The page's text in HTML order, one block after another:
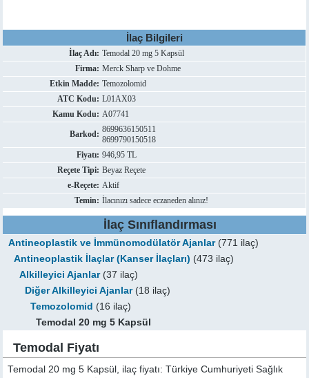
İlaç Bilgileri
İlaç Adı: Temodal 20 mg 5 Kapsül
Firma: Merck Sharp ve Dohme
Etkin Madde: Temozolomid
ATC Kodu: L01AX03
Kamu Kodu: A07741
Barkod: 8699636150511
8699790150518
Fiyatı: 946,95 TL
Reçete Tipi: Beyaz Reçete
e-Reçete: Aktif
Temin: İlacınızı sadece eczaneden alınız!
İlaç Sınıflandırması
Antineoplastik ve İmmünomodülatör Ajanlar(771 ilaç)
Antineoplastik İlaçlar (Kanser İlaçları) (473 ilaç)
Alkilleyici Ajanlar(37 ilaç)
Diğer Alkilleyici Ajanlar(18 ilaç)
Temozolomid (16 ilaç)
Temodal 20 mg 5 Kapsül
Temodal Fiyatı
Temodal 20 mg 5 Kapsül, ilaç fiyatı: Türkiye Cumhuriyeti Sağlık